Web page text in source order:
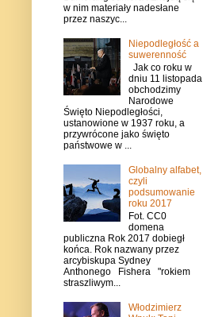
w nim materiały nadesłane
przez naszyc...
Niepodległość a
suwerenność
Jak co roku w
dniu 11 listopada
obchodzimy
Narodowe
Święto Niepodległości,
ustanowione w 1937 roku, a
przywrócone jako święto
państwowe w ...
Globalny alfabet,
czyli
podsumowanie
roku 2017
Fot. CC0
domena
publiczna Rok 2017 dobiegł
końca. Rok nazwany przez
arcybiskupa Sydney
Anthonego Fishera "rokiem
straszliwym...
Włodzimierz